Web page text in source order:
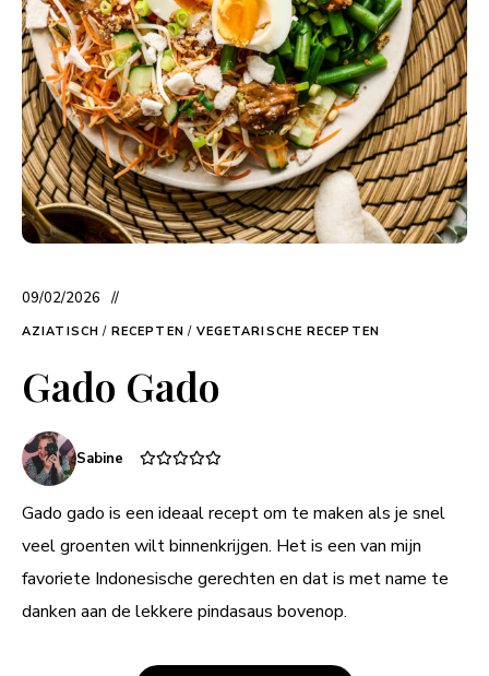
09/02/2026
AZIATISCH / RECEPTEN / VEGETARISCHE RECEPTEN
Gado Gado
Sabine
Gado gado is een ideaal recept om te maken als je snel
veel groenten wilt binnenkrijgen. Het is een van mijn
favoriete Indonesische gerechten en dat is met name te
danken aan de lekkere pindasaus bovenop.